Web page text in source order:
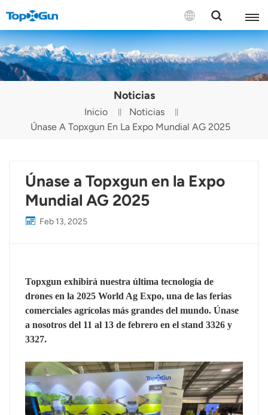
CONTÁCTENOS
English
Español
Русский
Português(Brasil)
Türkçe
Noticias
Inicio
Noticias
Únase A Topxgun En La Expo Mundial AG 2025
Únase a Topxgun en la Expo
Mundial AG 2025
Feb 13, 2025
Topxgun exhibirá nuestra última tecnología de
drones en la 2025 World Ag Expo, una de las ferias
comerciales agrícolas más grandes del mundo. Únase
a nosotros del 11 al 13 de febrero en el stand 3326 y
3327.